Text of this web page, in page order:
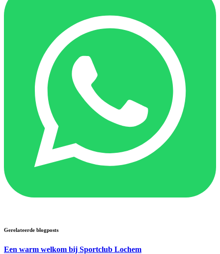
Gerelateerde blogposts
Een warm welkom bij Sportclub Lochem